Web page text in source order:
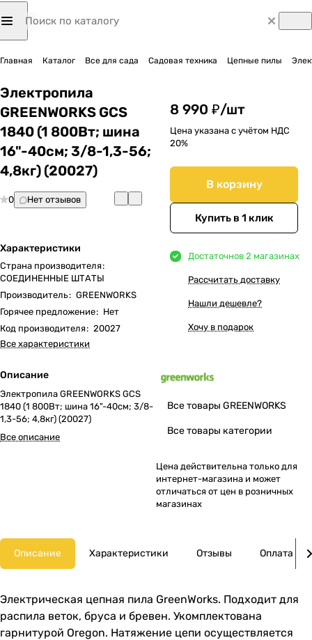
Главная Каталог Все для сада Садовая техника Цепные пилы
Электропила
GREENWORKS GCS
1840 (1 800Вт; шина
16"-40см; 3/8-1,3-56;
4,8кг) (20027)
0 Нет отзывов
Характеристики
Страна производителя:
СОЕДИНЕННЫЕ ШТАТЫ
Производитель: GREENWORKS
Горячее предложение: Нет
Код производителя: 20027
Все характеристики
Описание
Электропила GREENWORKS GCS
1840 (1 800Вт; шина 16"-40см; 3/8-
1,3-56; 4,8кг) (20027)
Все описание
8 990 ₽/шт
Цена указана с учётом НДС
20%
В корзину
Купить в 1 клик
Достаточнов 2 магазинах
Рассчитать доставку
Нашли дешевле?
Хочу в подарок
Все товары GREENWORKS
Все товары категории
Цена действительна только для
интернет-магазина и может
отличаться от цен в розничных
магазинах
Описание Характеристики Отзывы Оплата
Электрическая цепная пила GreenWorks. Подходит для
распила веток, бруса и бревен. Укомплектована
гарнитурой Oregon. Натяжение цепи осуществляется